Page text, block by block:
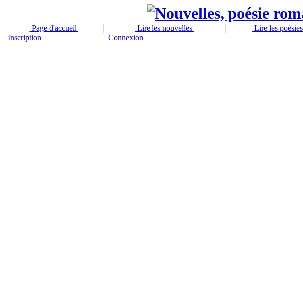
Page d'accueil Lire les nouvelles Lire les poésies
Inscription
Connexion